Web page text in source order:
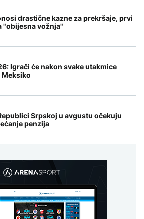
drastične kazne za prekršaje, prvi
"obijesna vožnja"
Igrači će nakon svake utakmice
Meksiko
Srpskoj u avgustu očekuju
penzija